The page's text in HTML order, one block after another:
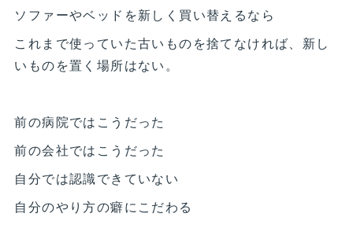
ソファーやベッドを新しく買い替えるなら
これまで使っていた古いものを捨てなければ、新し
いものを置く場所はない。
前の病院ではこうだった
前の会社ではこうだった
自分では認識できていない
自分のやり方の癖にこだわる